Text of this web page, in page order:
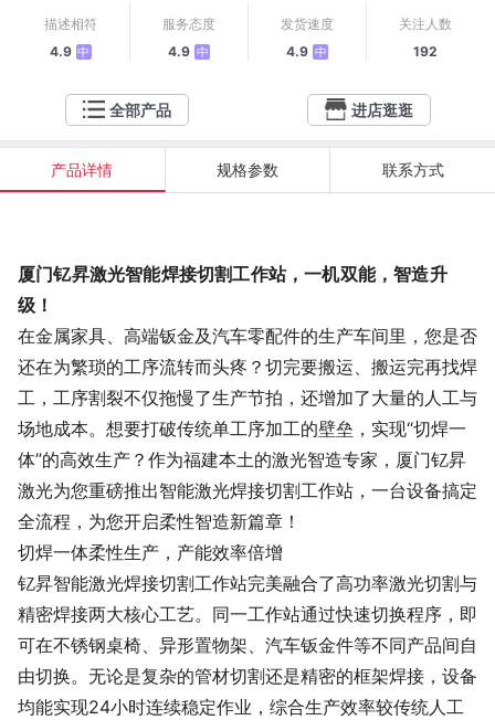
描述相符
4.9 中
服务态度
4.9 中
发货速度
4.9 中
关注人数
192
全部产品 进店逛逛
产品详情 规格参数 联系方式
厦门钇昇激光智能焊接切割工作站，一机双能，智造升
级！
在金属家具、高端钣金及汽车零配件的生产车间里，您是否
还在为繁琐的工序流转而头疼？切完要搬运、搬运完再找焊
工，工序割裂不仅拖慢了生产节拍，还增加了大量的人工与
场地成本。想要打破传统单工序加工的壁垒，实现“切焊一
体”的高效生产？作为福建本土的激光智造专家，厦门钇昇
激光为您重磅推出智能激光焊接切割工作站 ，一台设备搞定
全流程，为您开启柔性智造新篇章！
切焊一体柔性生产，产能效率倍增
钇昇智能激光焊接切割工作站完美融合了高功率激光切割与
精密焊接两大核心工艺。同一工作站通过快速切换程序，即
可在不锈钢桌椅、异形置物架、汽车钣金件等不同产品间自
由切换。无论是复杂的管材切割还是精密的框架焊接，设备
均能实现24小时连续稳定作业，综合生产效率较传统人工